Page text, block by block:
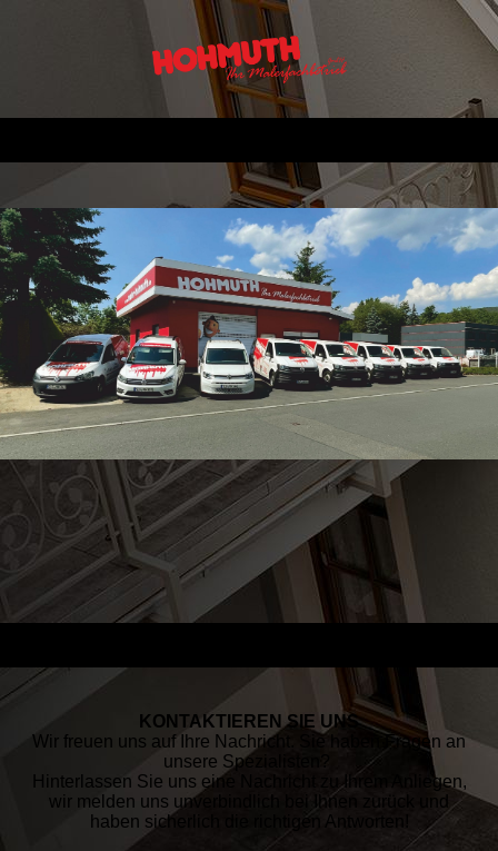
KONTAK­TIEREN SIE UNS
Wir freuen uns auf Ihre Nachricht. Sie haben Fragen an
unsere Spezialisten?
Hinterlassen Sie uns eine Nachricht zu Ihrem Anliegen,
wir melden uns unverbindlich bei Ihnen zurück und
haben sicherlich die richtigen Antworten!